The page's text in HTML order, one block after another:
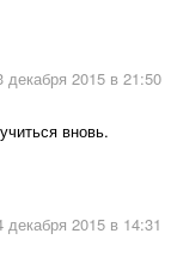
декабря 2015 в 21:50
вновь.
декабря 2015 в 14:31